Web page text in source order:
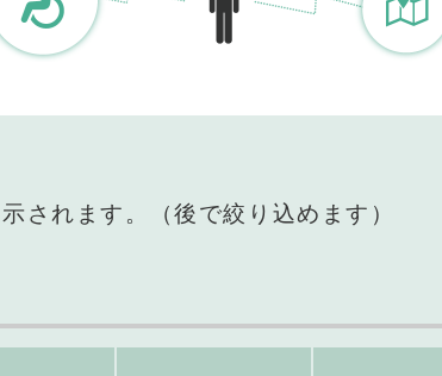
されます。（後で絞り込めます）